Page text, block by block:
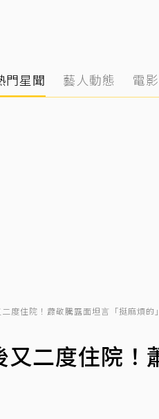
門星聞 藝人動態 電影
度住院！蕭敬騰露面坦言「挺麻煩的
二度住院